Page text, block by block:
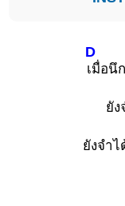
D
เมื่อนึ
ยัง
ยังจำไ